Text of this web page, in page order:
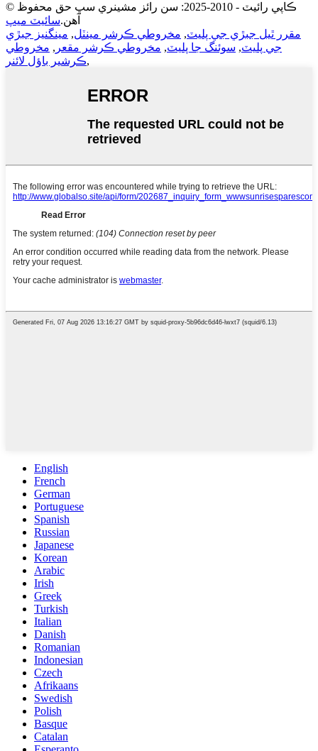
© ڪاپي رائيٽ - 2010-2025: سن رائز مشينري سڀ حق محفوظ
آهن.سائيٽ ميپ
مقرر ٿيل جبڙي جي پليٽ, مخروطي ڪرشر مينٽل, مينگنيز جبڙي
جي پليٽ, سوئنگ جا پليٽ, مخروطي ڪرشر مقعر , مخروطي
ڪرشير باؤل لائنر,
English
French
German
Portuguese
Spanish
Russian
Japanese
Korean
Arabic
Irish
Greek
Turkish
Italian
Danish
Romanian
Indonesian
Czech
Afrikaans
Swedish
Polish
Basque
Catalan